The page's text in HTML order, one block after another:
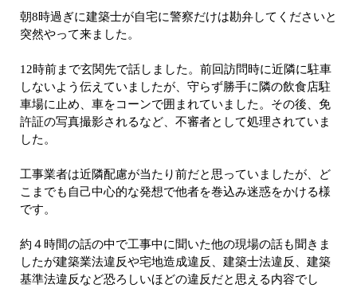
朝8時過ぎに建築士が自宅に警察だけは勘弁してくださいと
突然やって来ました。
12時前まで玄関先で話しました。前回訪問時に近隣に駐車
しないよう伝えていましたが、守らず勝手に隣の飲食店駐
車場に止め、車をコーンで囲まれていました。その後、免
許証の写真撮影されるなど、不審者として処理されていま
した。
工事業者は近隣配慮が当たり前だと思っていましたが、ど
こまでも自己中心的な発想で他者を巻込み迷惑をかける様
です。
約４時間の話の中で工事中に聞いた他の現場の話も聞きま
したが建築業法違反や宅地造成違反、建築士法違反、建築
基準法違反など恐ろしいほどの違反だと思える内容でし